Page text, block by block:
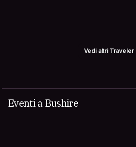
Vedi altri Traveler
Eventi a Bushire